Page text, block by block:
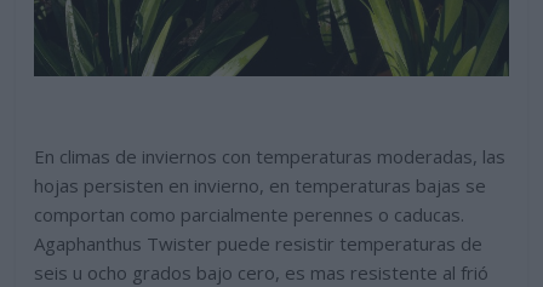
En climas de inviernos con temperaturas moderadas, las
hojas persisten en invierno, en temperaturas bajas se
comportan como parcialmente perennes o caducas.
Agaphanthus Twister puede resistir temperaturas de
seis u ocho grados bajo cero, es mas resistente al frió